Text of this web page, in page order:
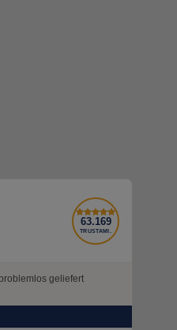
63.169
TRUSTAMI.
geliefert